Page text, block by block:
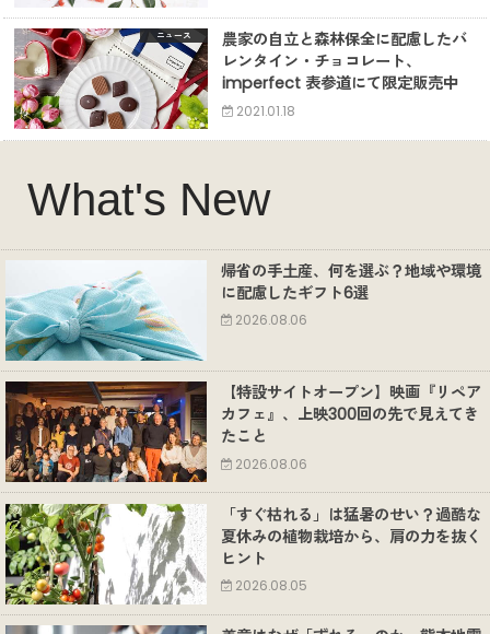
ニュース
農家の自立と森林保全に配慮したバ
レンタイン・チョコレート、
imperfect 表参道にて限定販売中
2021.01.18
What's New
帰省の手土産、何を選ぶ？地域や環境
に配慮したギフト6選
2026.08.06
【特設サイトオープン】映画『リペア
カフェ』、上映300回の先で見えてき
たこと
2026.08.06
「すぐ枯れる」は猛暑のせい？過酷な
夏休みの植物栽培から、肩の力を抜く
ヒント
2026.08.05